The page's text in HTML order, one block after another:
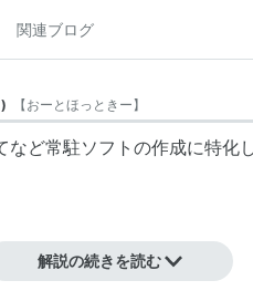
関連ブログ
) 【おーとほっときー】
など常駐ソフトの作成に特化
ージ解説の続きを読む